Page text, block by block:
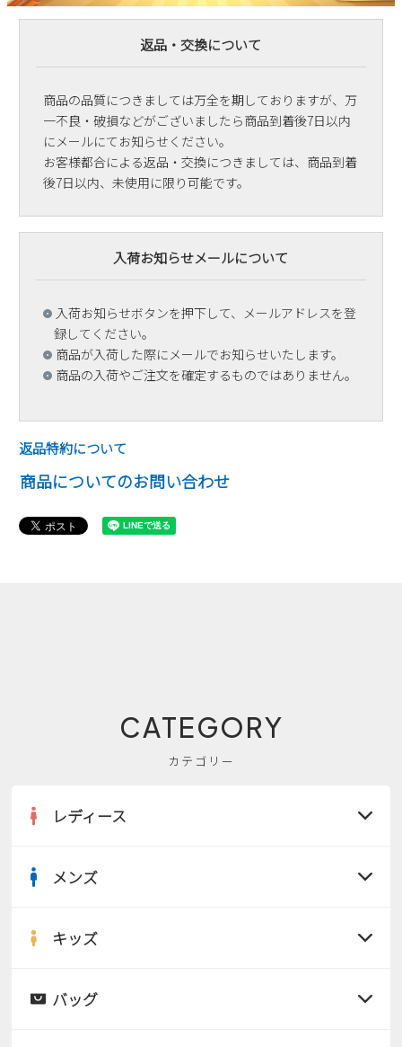
返品・交換について
商品の品質につきましては万全を期しておりますが、万
一不良・破損などがございましたら商品到着後7日以内
にメールにてお知らせください。
お客様都合による返品・交換につきましては、商品到着
後7日以内、未使用に限り可能です。
入荷お知らせメールについて
入荷お知らせボタンを押下して、メールアドレスを登
録してください。
商品が入荷した際にメールでお知らせいたします。
商品の入荷やご注文を確定するものではありません。
返品特約について
商品についてのお問い合わせ
CATEGORY
カテゴリー
レディース
サンダル
メンズ
サンダル
キッズ
バッグ